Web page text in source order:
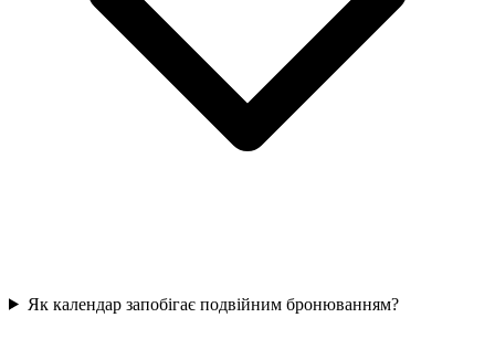
Як календар запобігає подвійним бронюванням?